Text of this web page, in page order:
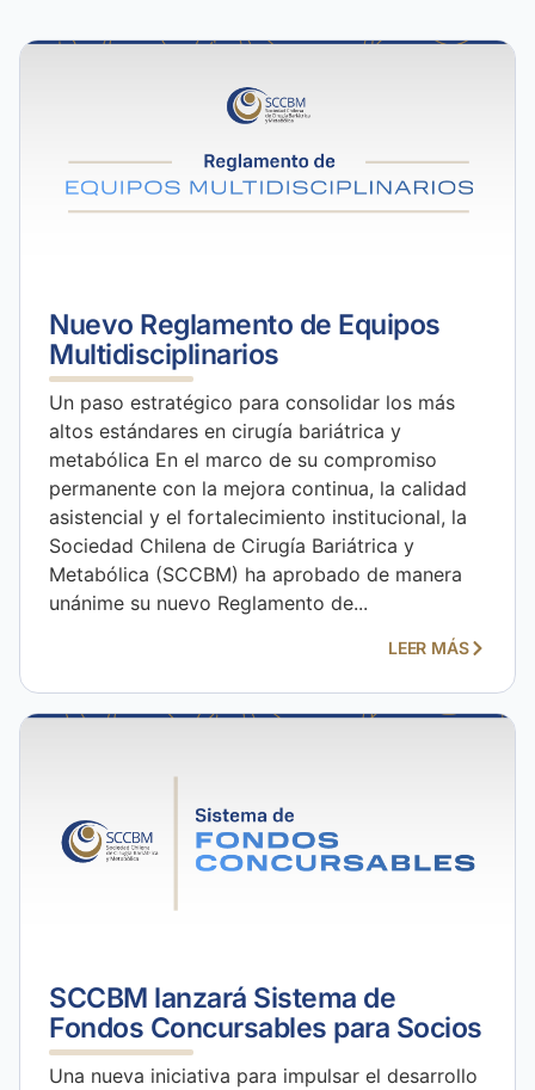
Nuevo Reglamento de Equipos
Multidisciplinarios
Un paso estratégico para consolidar los más
altos estándares en cirugía bariátrica y
metabólica En el marco de su compromiso
permanente con la mejora continua, la calidad
asistencial y el fortalecimiento institucional, la
Sociedad Chilena de Cirugía Bariátrica y
Metabólica (SCCBM) ha aprobado de manera
unánime su nuevo Reglamento de...
LEER MÁS
SCCBM lanzará Sistema de
Fondos Concursables para Socios
Una nueva iniciativa para impulsar el desarrollo